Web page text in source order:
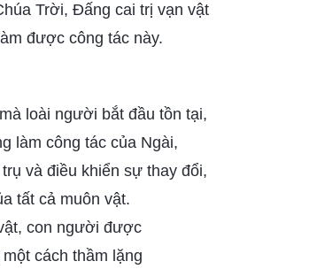
Trời, Đấng cai trị vạn vật
được công tác này.
loài người bắt đầu tồn tại,
làm công tác của Ngài,
và điều khiển sự thay đổi,
tất cả muôn vật.
con người được
cách thầm lặng